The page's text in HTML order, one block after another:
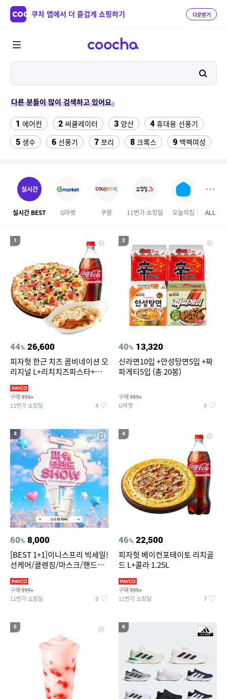
쿠차 앱에서 더 즐겁게 쇼핑하기 다운받기
다른 분들이 많이 검색하고 있어요
1 에어컨 2 써큘레이터 3 양산 4 휴대용 선풍기
5 생수 6 선풍기 7 쪼리 8 크록스 9 백팩여성
12 실외기없는 에어컨
14 백골뱅이 나이키츄리닝 세트
17 천안소노벨 워터파크 18 차량햇빛가리개
메가
ALL
실시간
실시간 BEST G마켓 쿠팡 11번가 쇼킹딜 오늘의집 GS
1
44% 26,600
피자헛 한근 치즈 콤비네이션 오
리지널 L+리치치즈파스타+콜
구매 999+
11번가 쇼킹딜 4
2
40% 13,320
신라면10입 +안성탕면5입 +짜
파게티5입 (총 20봉)
구매 999+
G마켓 5
3
60% 8,000
[BEST 1+1]이니스프리 빅세일!
선케어/클렌징/마스크/핸드크
구매 999+
11번가 쇼킹딜 3
4
46% 22,500
피자헛 베이컨포테이토 리치골
드 L+콜라 1.25L
구매 999+
11번가 쇼킹딜 7
5 6